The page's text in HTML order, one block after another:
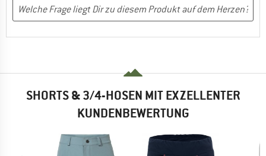
SHORTS & 3/4-HOSEN MIT EXZELLENTER
KUNDENBEWERTUNG